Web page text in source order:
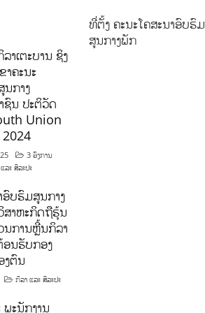
າເຕະບານ ຊິງ
າຄະນະ
ນກາງ
ຊົນ ປະຕິວັດ
Union
2024
3 ອົງການ
ລະ ສິລະປະ
ອົບຮົມສູນກາງ
າຫະກິດຖືຮຸ້ນ
ນການຫຼີ້ນກິລາ
ອນຮັບກອງ
ງຕົນ
ກິລາ ແລະ ສິລະປະ
ພະນັກງານ
ທີ່ຕັ້ງ ຄະນະໂຄສະນາອົບຮົມ
ສູນກາງພັກ